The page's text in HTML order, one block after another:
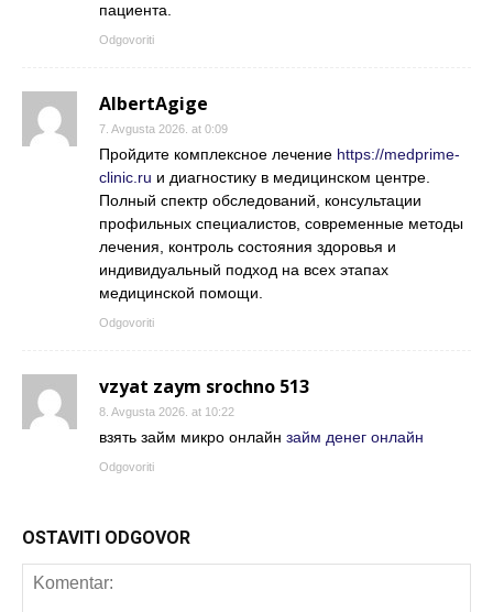
пациента.
Odgovoriti
AlbertAgige
7. Avgusta 2026. at 0:09
Пройдите комплексное лечение https://medprime-
clinic.ru и диагностику в медицинском центре.
Полный спектр обследований, консультации
профильных специалистов, современные методы
лечения, контроль состояния здоровья и
индивидуальный подход на всех этапах
медицинской помощи.
Odgovoriti
vzyat zaym srochno 513
8. Avgusta 2026. at 10:22
взять займ микро онлайн займ денег онлайн
Odgovoriti
OSTAVITI ODGOVOR